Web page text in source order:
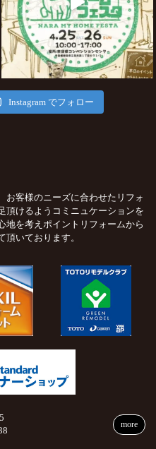
Instagram でフォロー
お客様のニーズに合わせたリフォ
頂けるようコミニュケーションを
地を考えポイントリフォームから
いております。
more